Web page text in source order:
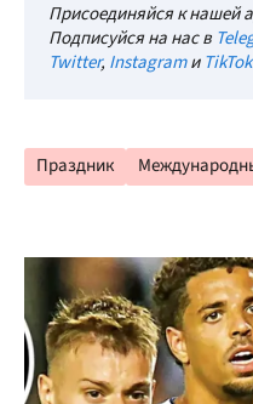
Присоединяйся к нашей
Подписуйся на нас в
Twitter, InstagramиTikTok
Праздник